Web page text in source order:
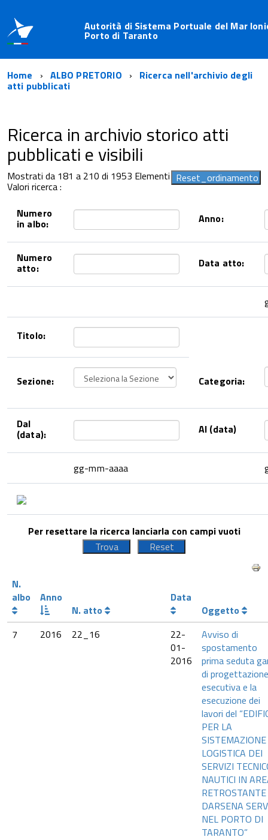
Autorità di Sistema Portuale del Mar
Porto di Taranto
Home ALBO PRETORIO Ricerca nell'archivio degli
atti pubblicati
Ricerca in archivio storico atti
pubblicati e visibili
Mostrati da 181 a 210 di 1953 Elementi
Valori ricerca :
Numero
in albo: Anno:
Numero
atto: Data atto:
Titolo:
Sezione: Categoria:
Dal
(data): Al (data)
gg-mm-aaaa
Per resettare la ricerca lanciarla con campi vuoti
N.
albo
Anno
N. atto
Data
Oggetto
7
2016 22_16
22-
01-
2016
Avviso di
spostamento
prima seduta
di progettazione
esecutiva e la
esecuzione dei
lavori del
PER LA
SISTEMAZIONE
LOGISTICA DEI
SERVIZI
NAUTICI IN
DARSENA
NEL PORTO DI
TARANTO”